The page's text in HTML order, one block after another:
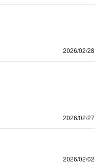
2026/02/28
2026/02/27
2026/02/02